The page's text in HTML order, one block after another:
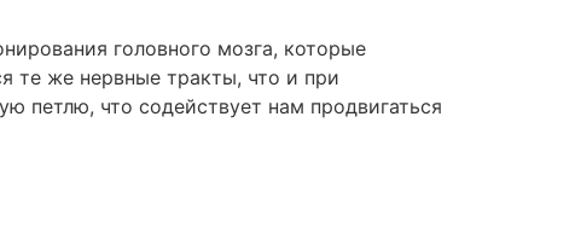
головного мозга, которые
те же нервные тракты, что и при
петлю, что содействует нам продвигаться